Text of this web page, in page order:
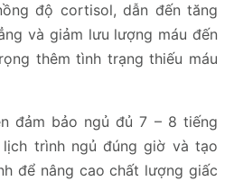
độ cortisol, dẫn đến tăng
và giảm lưu lượng máu đến
thêm tình trạng thiếu máu
đảm bảo ngủ đủ 7 – 8 tiếng
trình ngủ đúng giờ và tạo
để nâng cao chất lượng giấc